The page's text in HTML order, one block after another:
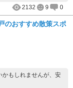
2132
9 0
のおすすめ散策スポ
かもしれませんが、安